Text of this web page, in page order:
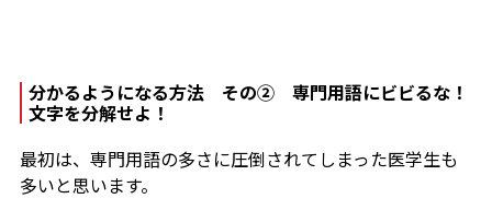
分かるようになる方法 その② 専門用語にビビるな！
文字を分解せよ！
最初は、専門用語の多さに圧倒されてしまった医学生も
多いと思います。